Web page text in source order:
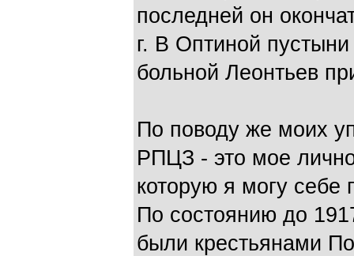
последней он
г. В Оптиной пустыни
больной Леонтьев
По поводу же моих
РПЦЗ - это мое
которую я могу себе
По состоянию до
были крестьянами